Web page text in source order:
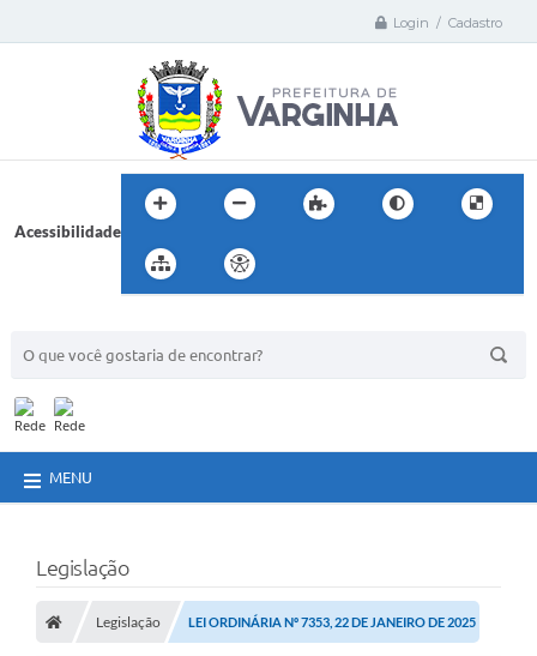
Login / Cadastro
Acessibilidade
MENU
Legislação
Legislação LEI ORDINÁRIA Nº 7353, 22 DE JANEIRO DE 2025